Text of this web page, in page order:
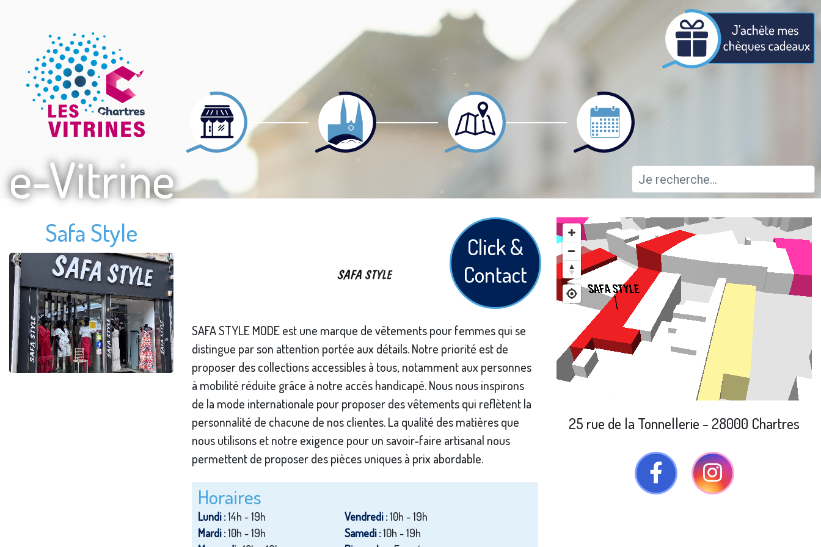
e-Vitrine
Safa Style
Click &
Contact
SAFA STYLE MODE est une marque de vêtements pour femmes qui se
distingue par son attention portée aux détails. Notre priorité est de
proposer des collections accessibles à tous, notamment aux personnes
à mobilité réduite grâce à notre accès handicapé. Nous nous inspirons
de la mode internationale pour proposer des vêtements qui reflètent la
personnalité de chacune de nos clientes. La qualité des matières que
nous utilisons et notre exigence pour un savoir-faire artisanal nous
permettent de proposer des pièces uniques à prix abordable.
Horaires
Lundi :14h - 19h
Mardi :10h - 19h
Vendredi :10h - 19h
Samedi :10h - 19h
25 rue de la Tonnellerie - 28000 Chartres